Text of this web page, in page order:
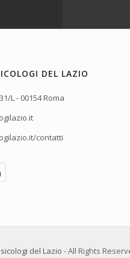
DEL LAZIO
L - 00154 Roma
contatti
del Lazio - All Rights